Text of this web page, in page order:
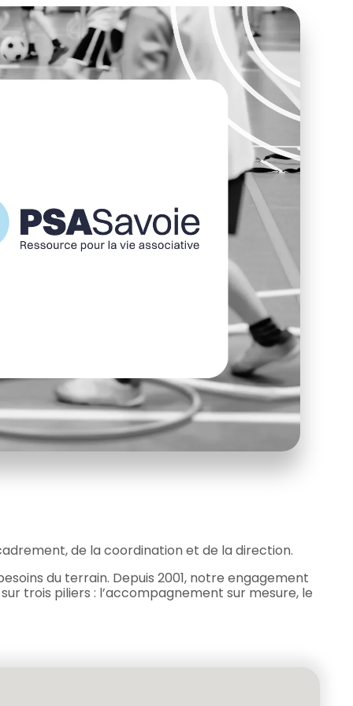
de la coordination et de la direction.
du terrain. Depuis 2001, notre engagement
trois piliers : l’accompagnement sur mesure, le